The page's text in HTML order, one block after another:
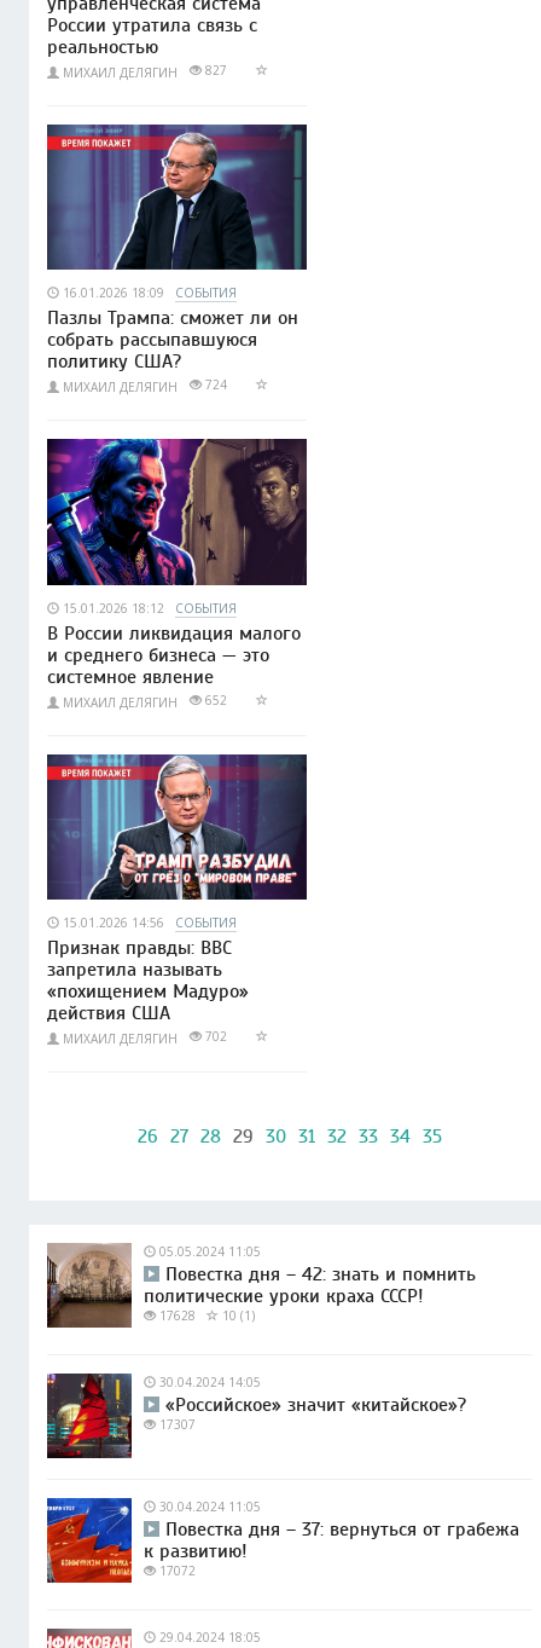
России утратила связь с
реальностью
МИХАИЛ ДЕЛЯГИН 827
16.01.2026 18:09 СОБЫТИЯ
Пазлы Трампа: сможет ли он
собрать рассыпавшуюся
политику США?
МИХАИЛ ДЕЛЯГИН 724
15.01.2026 18:12 СОБЫТИЯ
В России ликвидация малого
и среднего бизнеса — это
системное явление
МИХАИЛ ДЕЛЯГИН 652
15.01.2026 14:56 СОБЫТИЯ
Признак правды: BBC
запретила называть
«похищением Мадуро»
действия США
МИХАИЛ ДЕЛЯГИН 702
26 27 28 29 30 31 32 33 34 35
05.05.2024 11:05
Повестка дня – 42: знать и помнить
политические уроки краха СССР!
17628 10 (1)
30.04.2024 14:05
«Российское» значит «китайское»?
17307
30.04.2024 11:05
Повестка дня – 37: вернуться от грабежа
к развитию!
17072
29.04.2024 18:05